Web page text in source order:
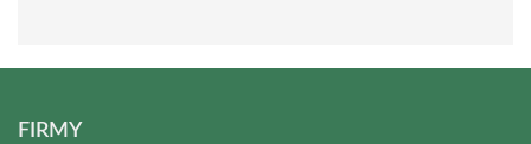
FIRMY